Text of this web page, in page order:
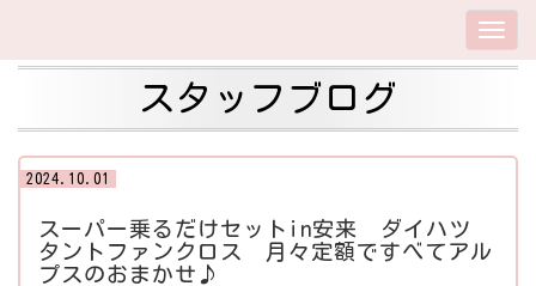
スタッフブログ
2024.10.01
スーパー乗るだけセットin安来 ダイハツ
タントファンクロス 月々定額ですべてアル
プスのおまかせ♪